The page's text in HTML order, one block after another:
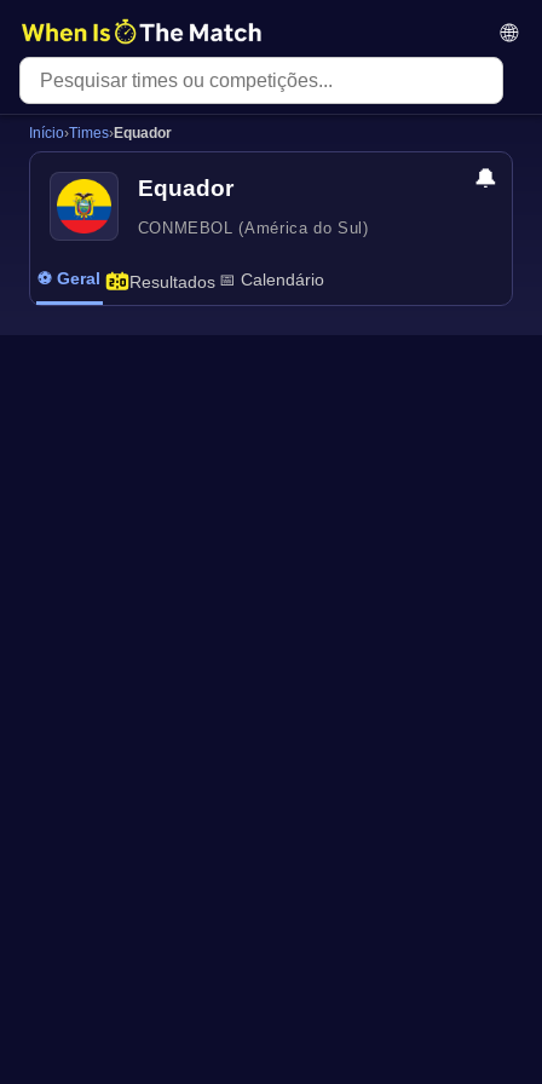
🌐
Início›Times›Equador
Equador
CONMEBOL (América do Sul)
🔔
⚽ Geral Resultados 📅 Calendário